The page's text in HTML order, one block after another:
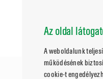
Az oldal
A weboldalunk
működésének
cookie-t